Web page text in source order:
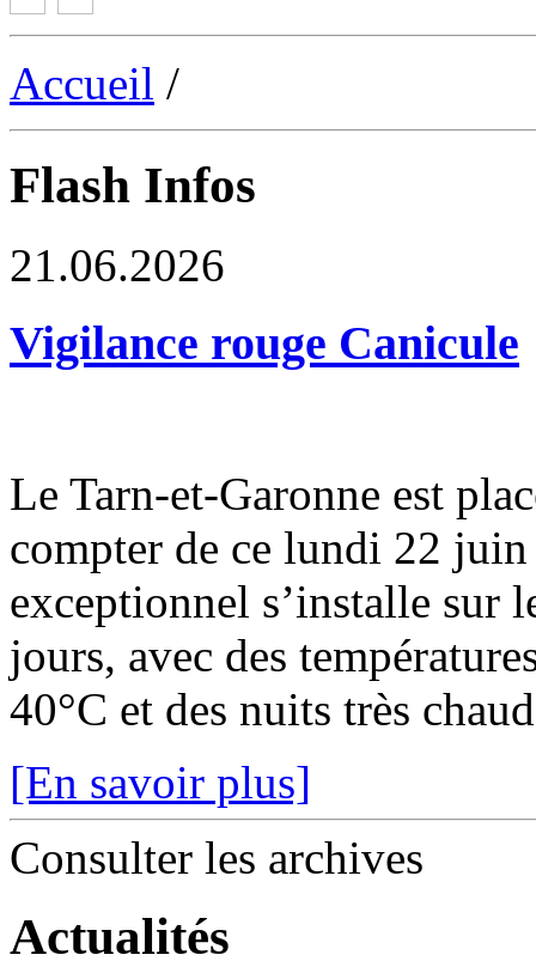
Accueil /
Flash Infos
21.06.2026
Vigilance rouge Canicule
Le Tarn-et-Garonne est
compter de ce lundi 22
exceptionnel s’installe sur
jours, avec des
40°C et des nuits très
[En savoir plus]
Consulter les archives
Actualités